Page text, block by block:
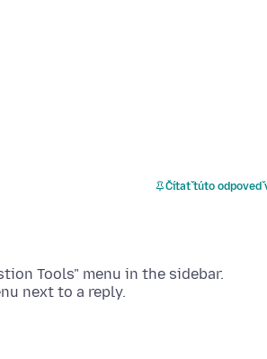
Čítať túto odpoveď
Tools" menu in the sidebar.